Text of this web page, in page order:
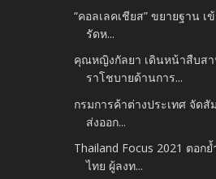
“คอลเลคเชียส” ขยายฐาน เ
รัดห...
คุณหญิงกัลยา เดินหน้าสืบส
ราโชบายด้านการ...
กรมการค้าต่างประเทศ จัด
ส่งออก...
Thailand Focus 2021 ตอก
ไทย ผู้ลงท...